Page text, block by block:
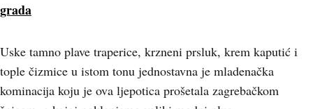
grada
Uske tamno plave traperice, krzneni prsluk, krem kaputić i
tople čizmice u istom tonu jednostavna je mladenačka
kominacija koju je ova ljepotica prošetala zagrebačkom